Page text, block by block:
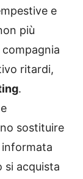
e
più
ritardi,
.
sostituire
informata
si acquista